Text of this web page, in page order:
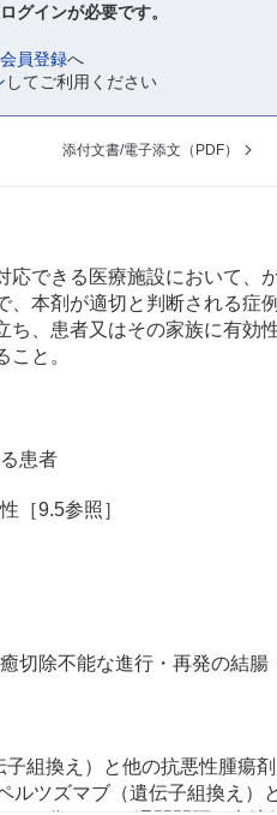
グインが必要です。
員登録へ
してご利用ください
添付文書/電子添文（PDF）
応できる医療施設において、
、本剤が適切と判断される症
ち、患者又はその家族に有効
と。
患者
［9.5参照］
切除不能な進行・再発の結腸
組換え）と他の抗悪性腫瘍
ルツズマブ（遺伝子組換え）